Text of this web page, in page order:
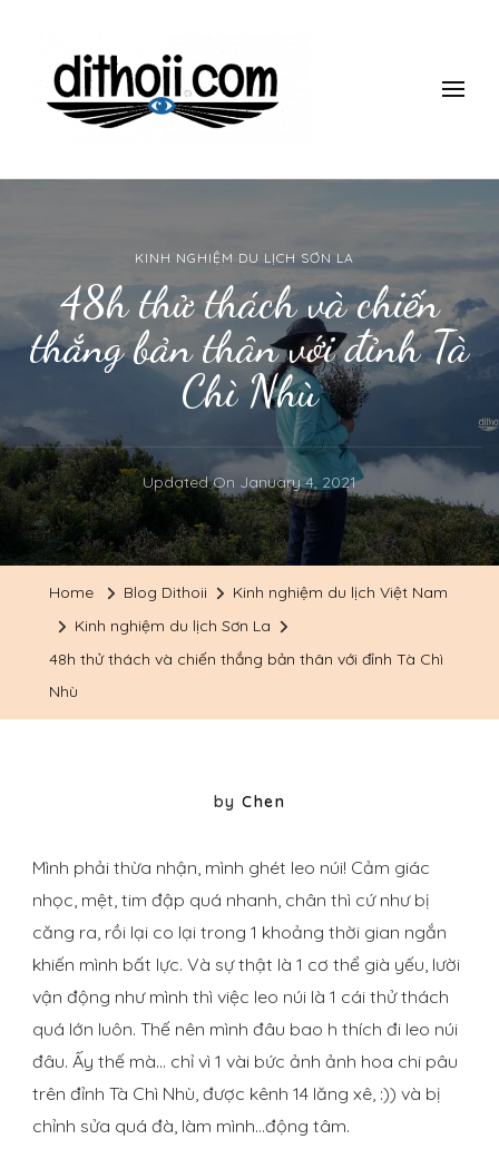
ĐI THÔII!
Du lịch một mình có gì thú vị? làm thế nào để đi một mình mà
vẫn an toàn, giá rẻ vui vẻ? Tham khảo những kinh nghiệm 10
năm đi du lịch một mình của mình nhé.
KINH NGHIỆM DU LỊCH SƠN LA
48h thử thách và chiến
thắng bản thân với đỉnh Tà
Chì Nhù
Updated On January 4, 2021
Home Blog Dithoii
Kinh nghiệm du lịch Việt Nam
Kinh nghiệm du lịch Sơn La
48h thử thách và chiến thắng bản thân với đỉnh Tà Chì
Nhù
byChen
Mình phải thừa nhận, mình ghét leo núi! Cảm giác
nhọc, mệt, tim đập quá nhanh, chân thì cứ như bị
căng ra, rồi lại co lại trong 1 khoảng thời gian ngắn
khiến mình bất lực. Và sự thật là 1 cơ thể già yếu, lười
vận động như mình thì việc leo núi là 1 cái thử thách
quá lớn luôn. Thế nên mình đâu bao h thích đi leo núi
đâu. Ấy thế mà… chỉ vì 1 vài bức ảnh ảnh hoa chi pâu
trên đỉnh Tà Chì Nhù, được kênh 14 lăng xê, :)) và bị
chỉnh sửa quá đà, làm mình…động tâm.